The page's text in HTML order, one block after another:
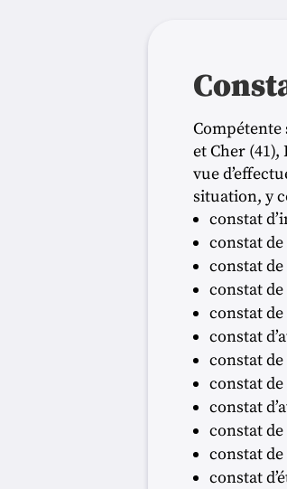
et Cher (41),
vue
situation, y
constat
constat
constat de
constat
constat
constat
constat
constat
constat
constat
constat
constat